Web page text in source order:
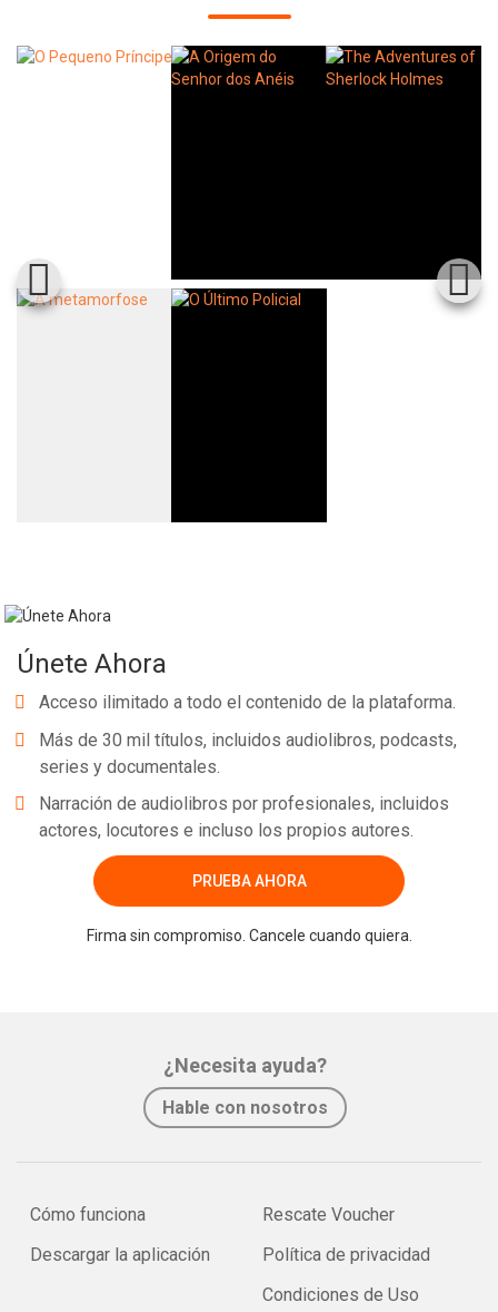
Únete Ahora
Acceso ilimitado a todo el contenido de la plataforma.
Más de 30 mil títulos, incluidos audiolibros, podcasts,
series y documentales.
Narración de audiolibros por profesionales, incluidos
actores, locutores e incluso los propios autores.
PRUEBA AHORA
Firma sin compromiso. Cancele cuando quiera.
¿Necesita ayuda?
Hable con nosotros
Cómo funciona
Descargar la aplicación
Rescate Voucher
Política de privacidad
Condiciones de Uso